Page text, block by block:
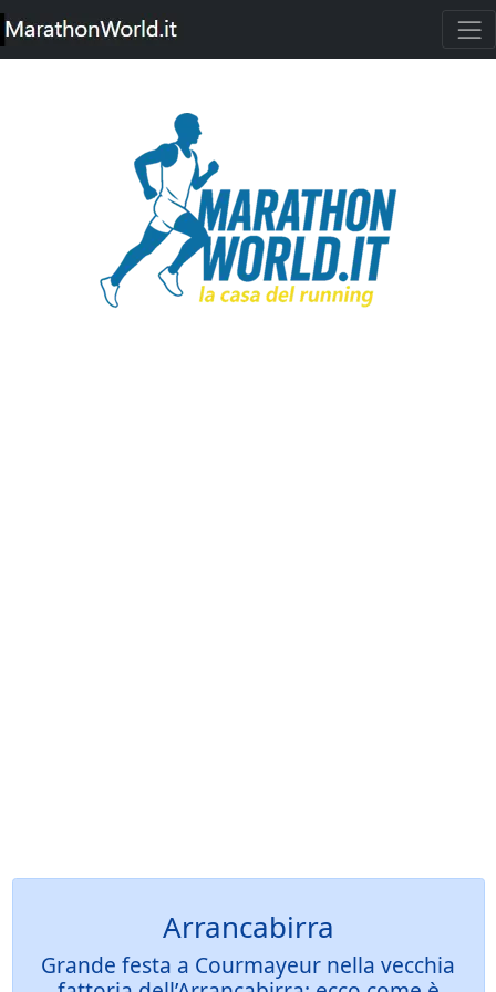
Arrancabirra
Grande festa a Courmayeur nella vecchia